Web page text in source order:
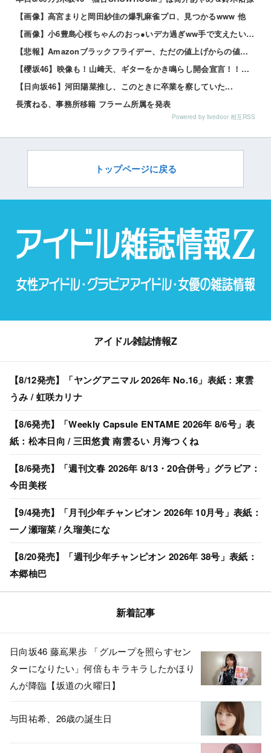
【画像】高宮まりと岡田紗佳の爆乳麻雀プロ、見つかるwww 他
【画像】小6豊島心桜ちゃんのおっ●いデカ過ぎww手で支えたい奴、急げｗｗｗｗ 他
【悲報】Amazonブラックフライデー、ただの値上げからの値下げセールだったｗｗｗ 他
【櫻坂46】映像も！山﨑天、ギターをかき鳴らし開会宣言！！！【閃光ライオット2026】
【日向坂46】河田陽菜推し、このときに卒業を察していた...
長濱ねる、事務所移籍 フラーム所属を発表
Powered by livedoor 相互RSS
トップページに戻る
アイドル雑誌情報Z
【8/12発売】「ヤングアニマル 2026年 No.16」表紙：東雲
うみ / 虹咲カリナ
【8/6発売】「Weekly Capsule ENTAME 2026年 8/6号」表
紙：松本日向 / 三田悠貴 南雲るい 月海つくね
【8/6発売】「週刊文春 2026年 8/13・20合併号」グラビア：
今田美桜
【9/4発売】「月刊少年チャンピオン 2026年 10月号」表紙：
一ノ瀬瑠菜 / 久瑠美にな
【8/20発売】「週刊少年チャンピオン 2026年 38号」表紙：
本郷柚巴
新着記事
日向坂46 藤嶌果歩 「グループを照らすセン
ターになりたい」何倍もキラキラしたかほり
んが降臨【坂道の火曜日】
与田祐希、26歳の誕生日